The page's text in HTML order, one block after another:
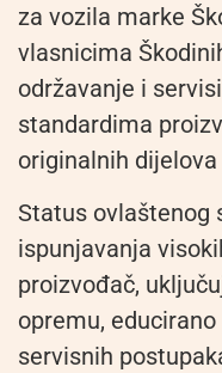
za vozila marke
vlasnicima
održavanje i
standardima
originalnih
Status ovlaštenog
ispunjavanja
proizvođač,
opremu,
servisnih